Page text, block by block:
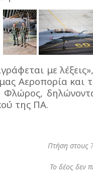
με
Αεροπορία και
της ΠΑ.
Πτήση στους
Το δέος δεν